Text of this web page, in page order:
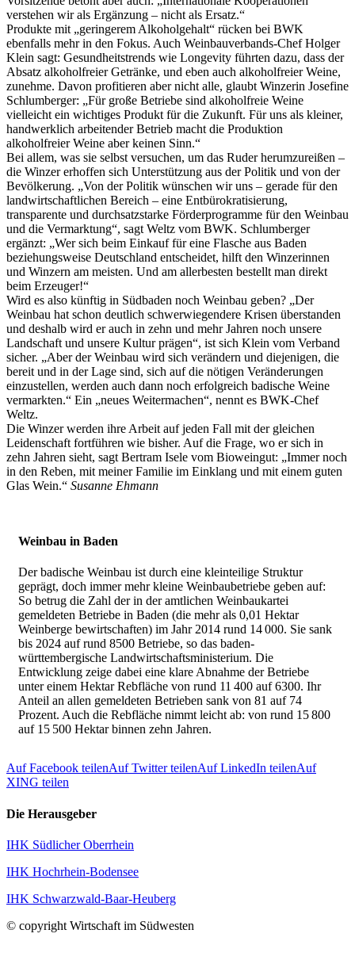
verstehen wir als Ergänzung – nicht als Ersatz.“
Produkte mit „geringerem Alkoholgehalt“ rücken bei BWK
ebenfalls mehr in den Fokus. Auch Weinbauverbands-Chef Holger
Klein sagt: Gesundheitstrends wie Longevity führten dazu, dass der
Absatz alkoholfreier Getränke, und eben auch alkoholfreier Weine,
zunehme. Davon profitieren aber nicht alle, glaubt Winzerin Josefine
Schlumberger: „Für große Betriebe sind alkoholfreie Weine
vielleicht ein wichtiges Produkt für die Zukunft. Für uns als kleiner,
handwerklich arbeitender Betrieb macht die Produktion
alkoholfreier Weine aber keinen Sinn.“
Bei allem, was sie selbst versuchen, um das Ruder herumzureißen –
die Winzer erhoffen sich Unterstützung aus der Politik und von der
Bevölkerung. „Von der Politik wünschen wir uns – gerade für den
landwirtschaftlichen Bereich – eine Entbürokratisierung,
transparente und durchsatzstarke Förderprogramme für den Weinbau
und die Vermarktung“, sagt Weltz vom BWK. Schlumberger
ergänzt: „Wer sich beim Einkauf für eine Flasche aus Baden
beziehungsweise Deutschland entscheidet, hilft den Winzerinnen
und Winzern am meisten. Und am allerbesten bestellt man direkt
beim Erzeuger!“
Wird es also künftig in Südbaden noch Weinbau geben? „Der
Weinbau hat schon deutlich schwerwiegendere Krisen überstanden
und deshalb wird er auch in zehn und mehr Jahren noch unsere
Landschaft und unsere Kultur prägen“, ist sich Klein vom Verband
sicher. „Aber der Weinbau wird sich verändern und diejenigen, die
bereit und in der Lage sind, sich auf die nötigen Veränderungen
einzustellen, werden auch dann noch erfolgreich badische Weine
vermarkten.“ Ein „neues Weitermachen“, nennt es BWK-Chef
Weltz.
Die Winzer werden ihre Arbeit auf jeden Fall mit der gleichen
Leidenschaft fortführen wie bisher. Auf die Frage, wo er sich in
zehn Jahren sieht, sagt Bertram Isele vom Bioweingut: „Immer noch
in den Reben, mit meiner Familie im Einklang und mit einem guten
Glas Wein.“ Susanne Ehmann
Weinbau in Baden
Der badische Weinbau ist durch eine kleinteilige Struktur
geprägt, doch immer mehr kleine Weinbaubetriebe geben auf:
So betrug die Zahl der in der amtlichen Weinbaukartei
gemeldeten Betriebe in Baden (die mehr als 0,01 Hektar
Weinberge bewirtschaften) im Jahr 2014 rund 14 000. Sie sank
bis 2024 auf rund 8500 Betriebe, so das baden-
württembergische Landwirtschaftsministerium. Die
Entwicklung zeige dabei eine klare Abnahme der Betriebe
unter einem Hektar Rebfläche von rund 11 400 auf 6300. Ihr
Anteil an allen gemeldeten Betrieben sank von 81 auf 74
Prozent. Auch die Rebfläche nimmt leicht ab: von rund 15 800
auf 15 500 Hektar binnen zehn Jahren.
Auf Facebook teilenAuf Twitter teilenAuf LinkedIn teilenAuf
XING teilen
Die Herausgeber
IHK Südlicher Oberrhein
IHK Hochrhein-Bodensee
IHK Schwarzwald-Baar-Heuberg
© copyright Wirtschaft im Südwesten